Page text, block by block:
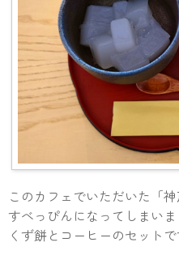
このカフェでいただいた「
すべっぴんになってしまい
くず餅とコーヒーのセットで